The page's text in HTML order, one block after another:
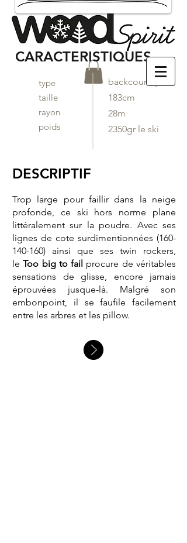
CARACTERISTIQUES
type
taille
rayon
poids
backcountry
183cm
28m
2350gr le ski
DESCRIPTIF
Trop large pour faillir dans la neige
profonde, ce ski hors norme plane
littéralement sur la poudre. Avec ses
lignes de cote surdimentionnées (160-
140-160) ainsi que ses twin rockers,
leToo big to fail procure de véritables
sensations de glisse, encore jamais
éprouvées jusque-là. Malgré son
embonpoint, il se faufile facilement
entre les arbres et les pillow.